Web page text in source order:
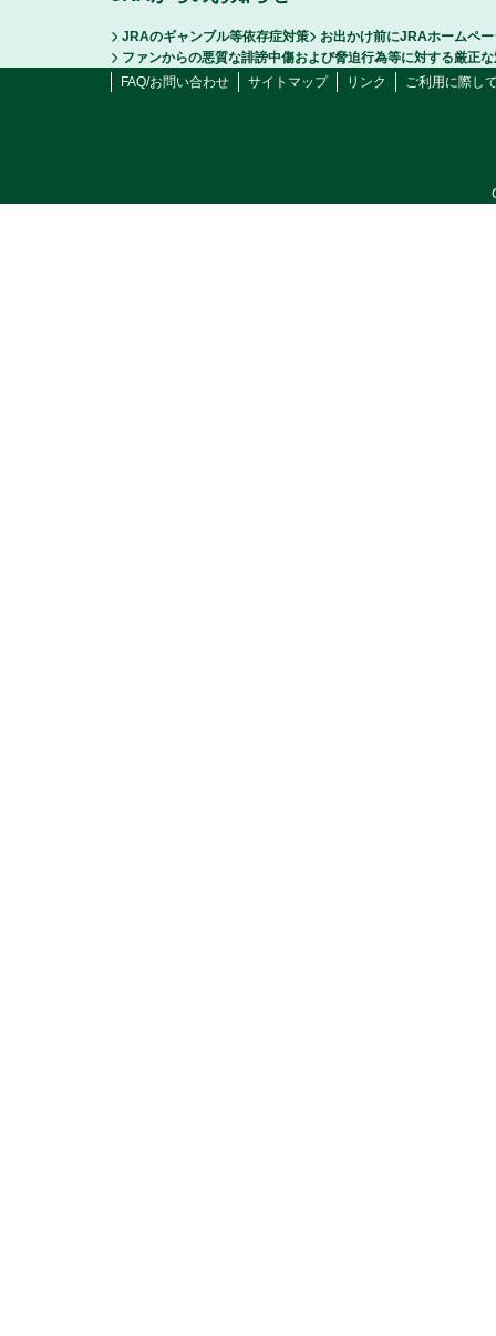
JRAのギャンブル等依存症対策
お出かけ前にJRAホームペ
ファンからの悪質な誹謗中傷および脅迫行為等に対する厳正
FAQ/お問い合わせ
サイトマップ リンク ご利用に際し